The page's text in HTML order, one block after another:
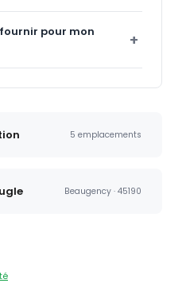
pour mon
5 emplacements
Beaugency · 45190